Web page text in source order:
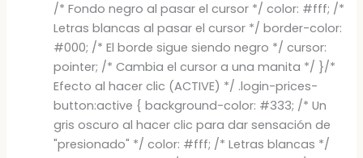
/* Fondo negro al pasar el cursor */ color: #fff; /*
Letras blancas al pasar el cursor */ border-color:
#000; /* El borde sigue siendo negro */ cursor:
pointer; /* Cambia el cursor a una manita */ }/*
Efecto al hacer clic (ACTIVE) */ .login-prices-
button:active { background-color: #333; /* Un
gris oscuro al hacer clic para dar sensación de
"presionado" */ color: #fff; /* Letras blancas */